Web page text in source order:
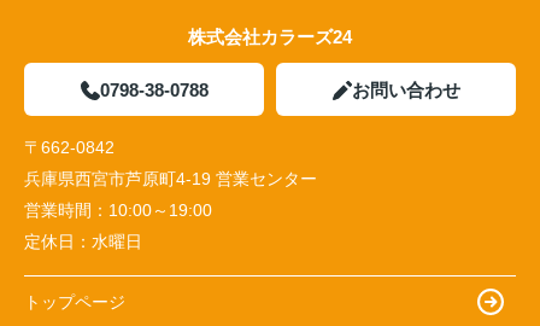
株式会社カラーズ24
0798-38-0788 お問い合わせ
〒662-0842
兵庫県西宮市芦原町4-19 営業センター
営業時間： 10:00～19:00
定休日： 水曜日
トップページ